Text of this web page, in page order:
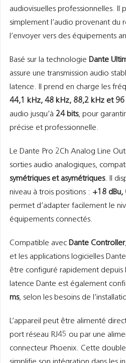
audiovisuelles professionnelles. Il
simplement l’audio provenant du
l’envoyer vers des équipements
Basé sur la technologie Dante
assure une transmission audio
latence. Il prend en charge les
44,1 kHz, 48 kHz, 88,2 kHz et 96
audio jusqu’à 24 bits, pour
précise et professionnelle.
Le Dante Pro 2Ch Analog Line
sorties audio analogiques,
symétriques et asymétriques. Il
niveau à trois positions : +18 dBu,
permet d’adapter facilement le
équipements connectés.
Compatible avec Dante Controller,
et les applications logicielles
être configuré rapidement depuis
latence Dante est également
ms, selon les besoins de
L’appareil peut être alimenté
port réseau RJ45 ou par une
connecteur Phoenix. Cette